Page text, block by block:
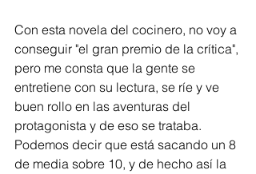
Con esta novela del cocinero, no voy a
conseguir "el gran premio de la crítica",
pero me consta que la gente se
entretiene con su lectura, se ríe y ve
buen rollo en las aventuras del
protagonista y de eso se trataba.
Podemos decir que está sacando un 8
de media sobre 10, y de hecho así la